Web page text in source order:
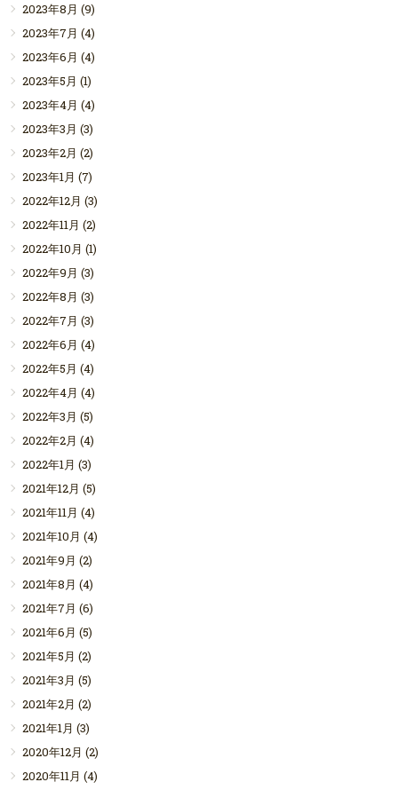
2023年8月 (9)
2023年7月 (4)
2023年6月 (4)
2023年5月 (1)
2023年4月 (4)
2023年3月 (3)
2023年2月 (2)
2023年1月 (7)
2022年12月 (3)
2022年11月 (2)
2022年10月 (1)
2022年9月 (3)
2022年8月 (3)
2022年7月 (3)
2022年6月 (4)
2022年5月 (4)
2022年4月 (4)
2022年3月 (5)
2022年2月 (4)
2022年1月 (3)
2021年12月 (5)
2021年11月 (4)
2021年10月 (4)
2021年9月 (2)
2021年8月 (4)
2021年7月 (6)
2021年6月 (5)
2021年5月 (2)
2021年3月 (5)
2021年2月 (2)
2021年1月 (3)
2020年12月 (2)
2020年11月 (4)